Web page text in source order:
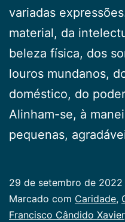
variadas
material, da
beleza física, dos
louros mundanos,
doméstico, do
Alinham-se, à
pequenas,
29 de setembro de 2022
Categorizado
como
Marcado com Caridade,
Francisco Cândido Xavier